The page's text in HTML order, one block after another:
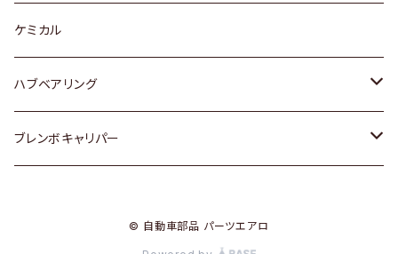
スバル
スバル
スズキ
日産
ダイハツ
ディーデル洗浄添加剤
ケミカル
ハブベアリング
トヨタ
ブレンボキャリパー
© 自動車部品 パーツエアロ